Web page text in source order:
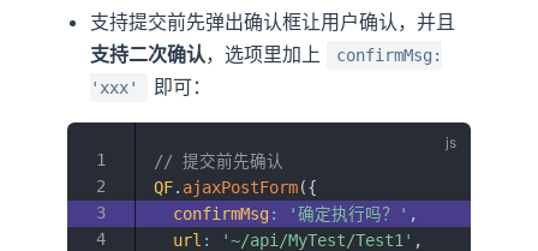
支持提交前先弹出确认框让用户确认，并且
支持二次确认，选项里加上
confirmMsg:
'xxx'
即可：
// 提交前先确认
QF. ajaxPostForm({
confirmMsg : '确定执行吗？' ,
url : '~/api/MyTest/Test1' ,